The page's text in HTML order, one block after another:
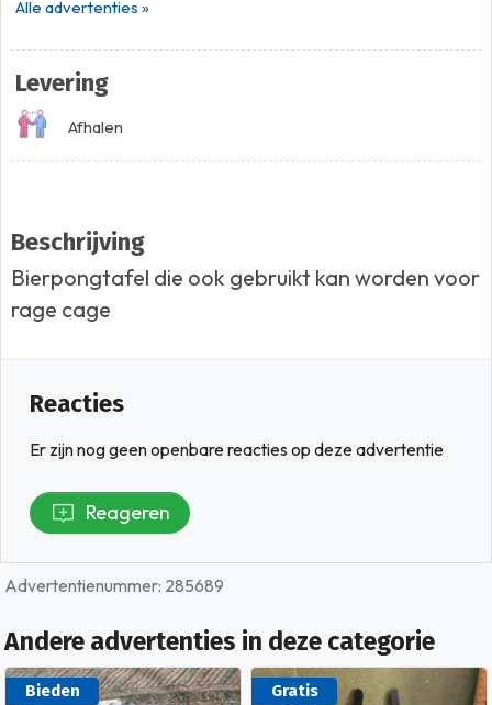
Alle advertenties »
Levering
Afhalen
Beschrijving
Bierpongtafel die ook gebruikt kan worden voor
rage cage
Reacties
Er zijn nog geen openbare reacties op deze advertentie
Reageren
Advertentienummer: 285689
Andere advertenties in deze categorie
Bieden Gratis